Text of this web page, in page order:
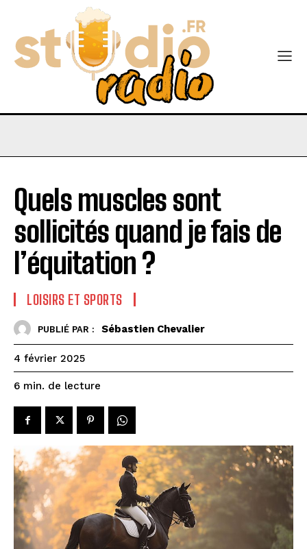
Quels muscles sont
sollicités quand je fais de
l’équitation ?
LOISIRS ET SPORTS
PUBLIÉ PAR : Sébastien Chevalier
4 février 2025
6 min. de lecture